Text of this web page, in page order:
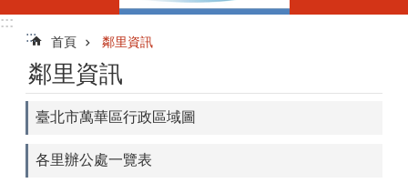
:::
:::
首頁 鄰里資訊
鄰里資訊
臺北市萬華區行政區域圖
各里辦公處一覽表